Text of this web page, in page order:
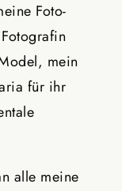
Foto-
mein
für ihr
alle meine